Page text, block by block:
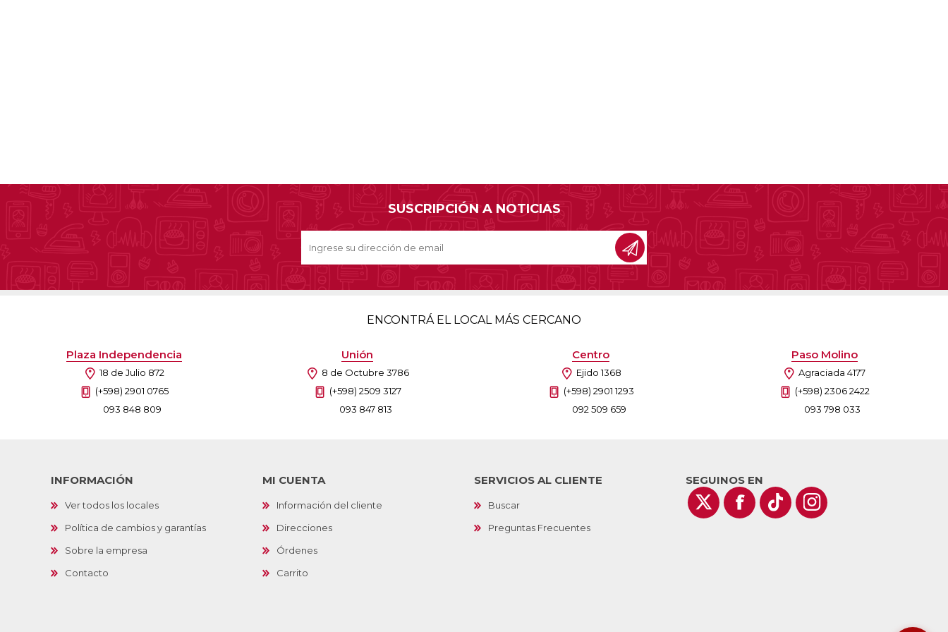
SUSCRIPCIÓN A NOTICIAS
ENCONTRÁ EL LOCAL MÁS CERCANO
Plaza Independencia
18 de Julio 872
(+598) 2901 0765
093 848 809
Unión
8 de Octubre 3786
(+598) 2509 3127
093 847 813
Centro
Ejido 1368
(+598) 2901 1293
092 509 659
Paso Molino
Agraciada 4177
(+598) 2306 2422
093 798 033
INFORMACIÓN
Ver todos los locales
Política de cambios y garantías
Sobre la empresa
Contacto
MI CUENTA
Información del cliente
Direcciones
Órdenes
Carrito
SERVICIOS AL CLIENTE
Buscar
Preguntas Frecuentes
SEGUINOS EN